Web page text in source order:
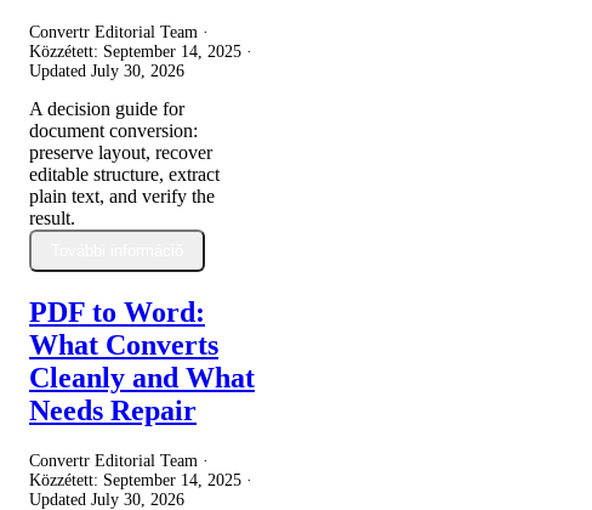
Convertr Editorial Team ·
Közzétett: September 14, 2025 ·
Updated July 30, 2026
A decision guide for
document conversion:
preserve layout, recover
editable structure, extract
plain text, and verify the
result.
PDF to Word:
What Converts
Cleanly and What
Needs Repair
Convertr Editorial Team ·
Közzétett: September 14, 2025 ·
Updated July 30, 2026